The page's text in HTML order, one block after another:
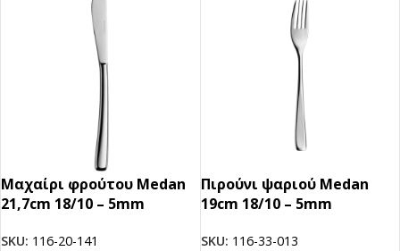
Μαχαίρι φρούτου Medan
21,7cm 18/10 – 5mm
SKU: 116-20-141
Πιρούνι ψαριού Medan
19cm 18/10 – 5mm
SKU: 116-33-013